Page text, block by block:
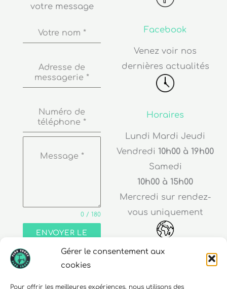
Gérer le consentement aux
cookies
Pour offrir les meilleures expériences, nous utilisons des
votre message
Votre nom *
Adresse de
messagerie *
Numéro de
téléphone *
Message *
0 / 180
ENVOYER LE
Facebook
Venez voir nos
dernières actualités
Horaires
Lundi Mardi Jeudi
Vendredi 10h00 à 19h00
Samedi
10h00 à 15h00
Mercredi sur rendez-
vous uniquement
30 rue Edouard Richard